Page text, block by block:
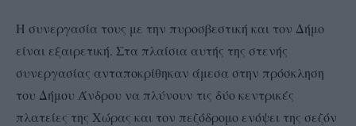
Η συνεργασία τους με την πυροσβεστική και τον Δήμο
είναι εξαιρετική. Στα πλαίσια αυτής της στενής
συνεργασίας ανταποκρίθηκαν άμεσα στην πρόσκληση
του Δήμου Άνδρου να πλύνουν τις δύο κεντρικές
πλατείες της Χώρας και τον πεζόδρομο ενόψει της σεζόν